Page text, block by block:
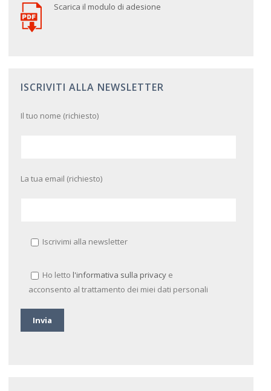
Scarica il modulo di adesione
ISCRIVITI ALLA NEWSLETTER
Il tuo nome (richiesto)
La tua email (richiesto)
Iscrivimi alla newsletter
Ho letto l'informativa sulla privacy e
acconsento al trattamento dei miei dati personali